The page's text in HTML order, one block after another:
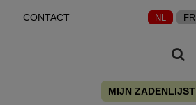
CONTACT NL FR
MIJN ZADENLIJST